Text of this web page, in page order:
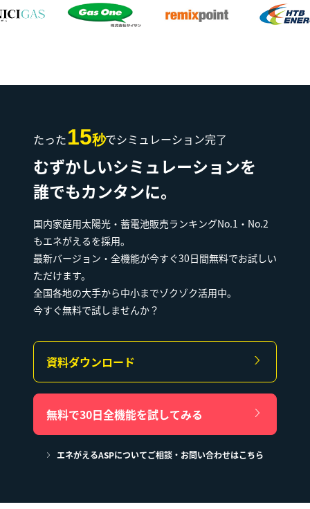
たった15秒でシミュレーション完了
むずかしいシミュレーションを
誰でもカンタンに。
国内家庭用太陽光・蓄電池販売ランキングNo.1・No.2
もエネがえるを採用。
最新バージョン・全機能が今すぐ30日間無料でお試しい
ただけます。
全国各地の大手から中小までゾクゾク活用中。
今すぐ無料で試しませんか？
資料ダウンロード
無料で30日全機能を試してみる
エネがえるASPについてご相談・お問い合わせはこちら